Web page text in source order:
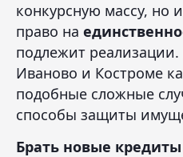
конкурсную массу, но
право на
подлежит
Иваново и Костроме
подобные сложные
способы защиты
Брать новые